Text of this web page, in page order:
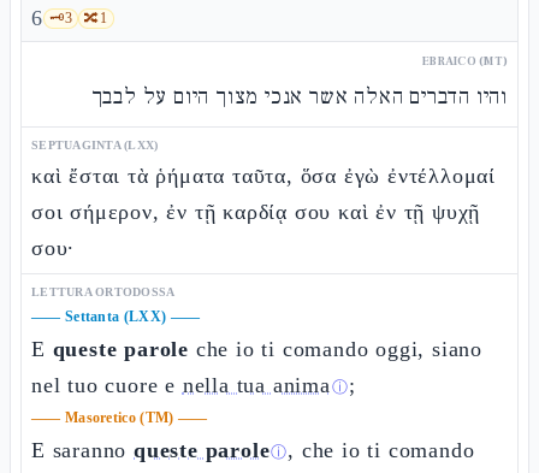
6 🗝️3 🔀1
EBRAICO (MT)
והיו הדברים האלה אשר אנכי מצוך היום על לבבך
SEPTUAGINTA (LXX)
καὶ ἔσται τὰ ῥήματα ταῦτα, ὅσα ἐγὼ ἐντέλλομαί
σοι σήμερον, ἐν τῇ καρδίᾳ σου καὶ ἐν τῇ ψυχῇ
σου·
LETTURA ORTODOSSA
—— Settanta (LXX) ——
E queste parole che io ti comando oggi, siano
nel tuo cuore e nella tua animaⓘ;
—— Masoretico (TM) ——
E saranno queste paroleⓘ, che io ti comando